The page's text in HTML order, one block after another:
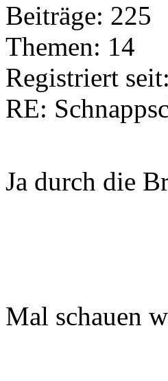
Beiträge: 225
Themen: 14
Registriert
RE:
Ja durch die
Mal schauen